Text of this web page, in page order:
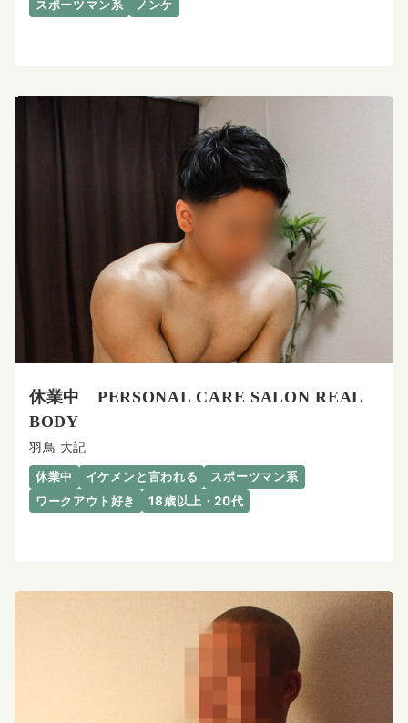
スポーツマン系 ノンケ
休業中 PERSONAL CARE SALON REAL
BODY
羽鳥 大記
休業中 イケメンと言われる
スポーツマン系
ワークアウト好き
18歳以上・20代